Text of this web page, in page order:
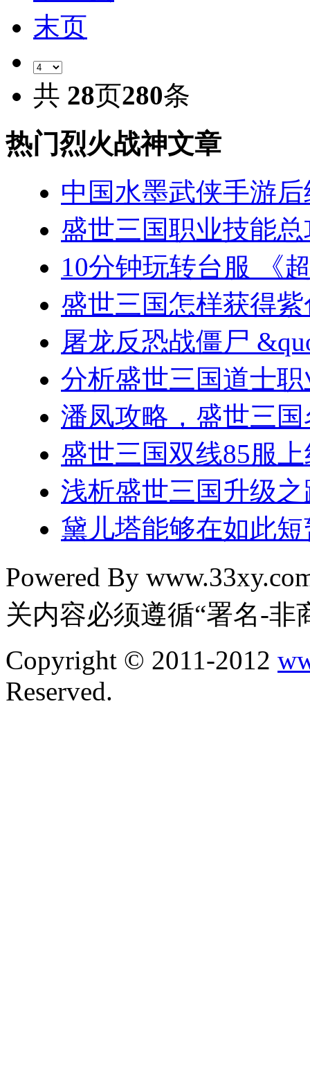
末页
共 28页280条
热门烈火战神文章
中国水墨武侠手游
盛世三国职业技能
10分钟玩转台服 《
盛世三国怎样获得
屠龙反恐战僵尸
分析盛世三国道士
潘凤攻略，盛世三
盛世三国双线85服
浅析盛世三国升级
黛儿塔能够在如此
Powered By
关内容必须遵循“署名-非
Copyright © 2011-2012
Reserved.